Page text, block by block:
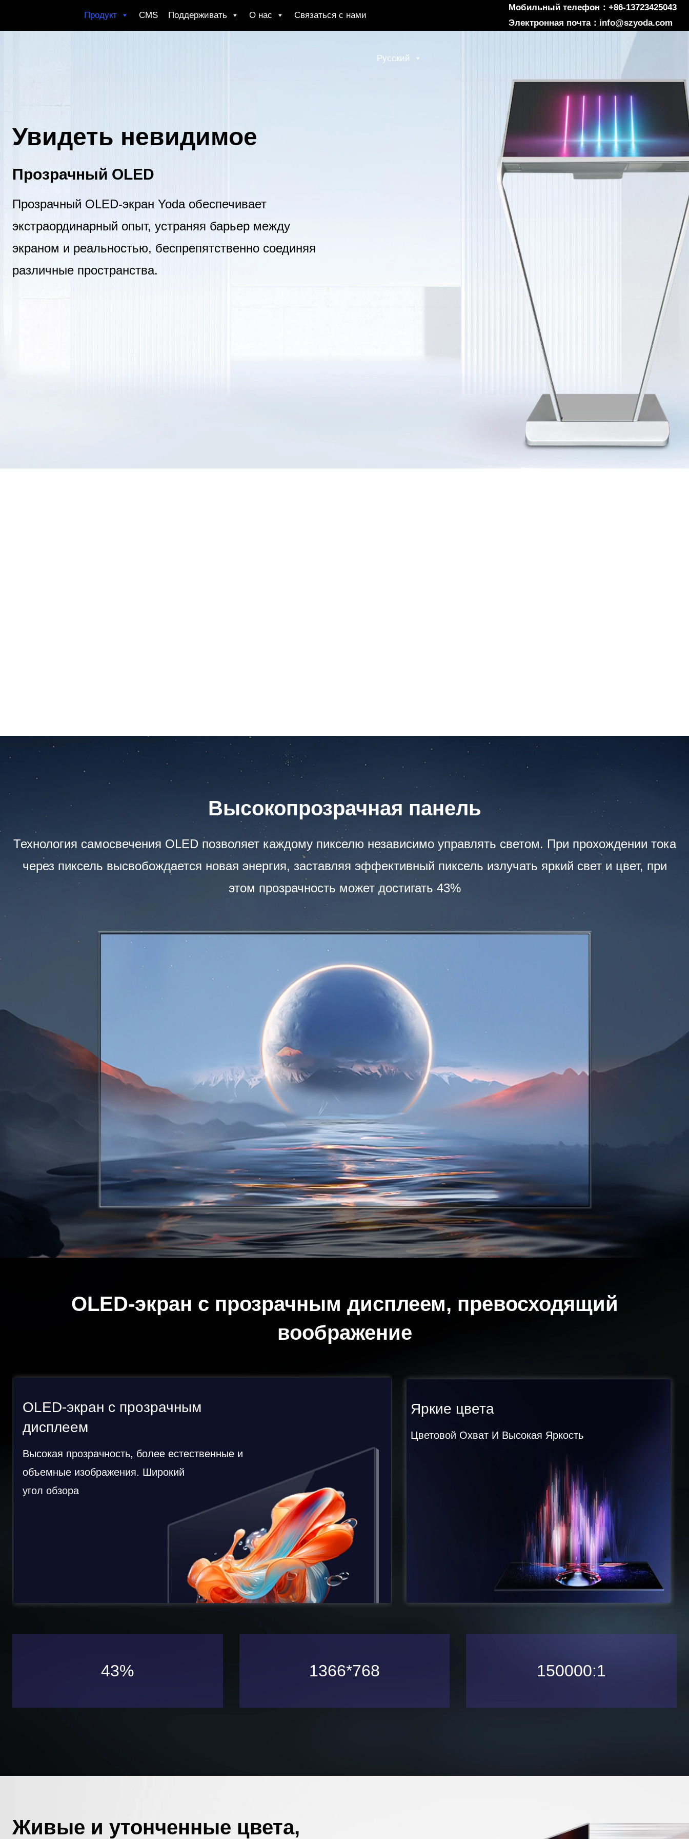
Продукт CMS Поддерживать О нас Связаться с нами
Русский
Мобильный телефон：+86-13723425043
Электронная почта：info@szyoda.com
Увидеть невидимое
Прозрачный OLED
Прозрачный OLED-экран Yoda обеспечивает
экстраординарный опыт, устраняя барьер между
экраном и реальностью, беспрепятственно соединяя
различные пространства.
Высокопрозрачная панель
Технология самосвечения OLED позволяет каждому пикселю независимо управлять светом. При прохождении тока
через пиксель высвобождается новая энергия, заставляя эффективный пиксель излучать яркий свет и цвет, при
этом прозрачность может достигать 43%
OLED-экран с прозрачным дисплеем, превосходящий
воображение
OLED-экран с прозрачным
дисплеем
Высокая прозрачность, более естественные и
объемные изображения. Широкий
угол обзора
Яркие цвета
Цветовой Охват И Высокая Яркость
43% 1366*768 150000:1
Живые и утонченные цвета,